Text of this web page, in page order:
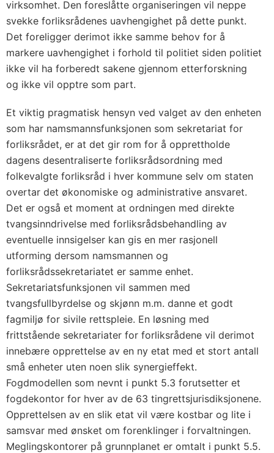
virksomhet. Den foreslåtte organiseringen vil neppe
svekke forliksrådenes uavhengighet på dette punkt.
Det foreligger derimot ikke samme behov for å
markere uavhengighet i forhold til politiet siden politiet
ikke vil ha forberedt sakene gjennom etterforskning
og ikke vil opptre som part.
Et viktig pragmatisk hensyn ved valget av den enheten
som har namsmannsfunksjonen som sekretariat for
forliksrådet, er at det gir rom for å opprettholde
dagens desentraliserte forliksrådsordning med
folkevalgte forliksråd i hver kommune selv om staten
overtar det økonomiske og administrative ansvaret.
Det er også et moment at ordningen med direkte
tvangsinndrivelse med forliksrådsbehandling av
eventuelle innsigelser kan gis en mer rasjonell
utforming dersom namsmannen og
forliksrådssekretariatet er samme enhet.
Sekretariatsfunksjonen vil sammen med
tvangsfullbyrdelse og skjønn m.m. danne et godt
fagmiljø for sivile rettspleie. En løsning med
frittstående sekretariater for forliksrådene vil derimot
innebære opprettelse av en ny etat med et stort antall
små enheter uten noen slik synergieffekt.
Fogdmodellen som nevnt i punkt 5.3 forutsetter et
fogdekontor for hver av de 63 tingrettsjurisdiksjonene.
Opprettelsen av en slik etat vil være kostbar og lite i
samsvar med ønsket om forenklinger i forvaltningen.
Meglingskontorer på grunnplanet er omtalt i punkt 5.5.